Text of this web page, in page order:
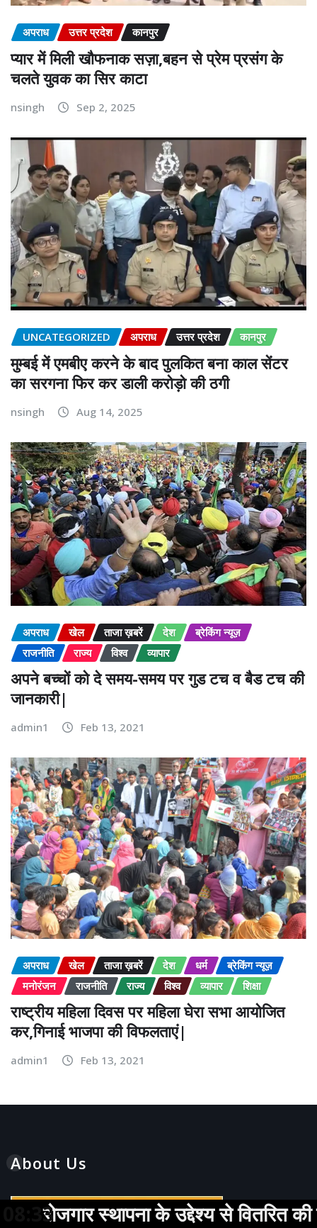
अपराध उत्तर प्रदेश कानपुर
प्यार में मिली खौफनाक सज़ा,बहन से प्रेम प्रसंग के
चलते युवक का सिर काटा
nsingh Sep 2, 2025
UNCATEGORIZED अपराध उत्तर प्रदेश कानपुर
मुम्बई में एमबीए करने के बाद पुलकित बना काल सेंटर
का सरगना फिर कर डाली करोड़ो की ठगी
nsingh Aug 14, 2025
अपराध खेल ताजा ख़बरें देश
ब्रेकिंग न्यूज़
राजनीति
राज्य विश्व व्यापार
अपने बच्चों को दे समय-समय पर गुड टच व बैड टच की
जानकारी|
admin1 Feb 13, 2021
अपराध खेल ताजा ख़बरें देश धर्म
ब्रेकिंग न्यूज़
मनोरंजन
राजनीति राज्य विश्व व्यापार शिक्षा
राष्ट्रीय महिला दिवस पर महिला घेरा सभा आयोजित
कर,गिनाई भाजपा की विफलताएं|
admin1 Feb 13, 2021
About Us
के उद्देश्य से वितरित की गई सिलाई मशीने
08:33